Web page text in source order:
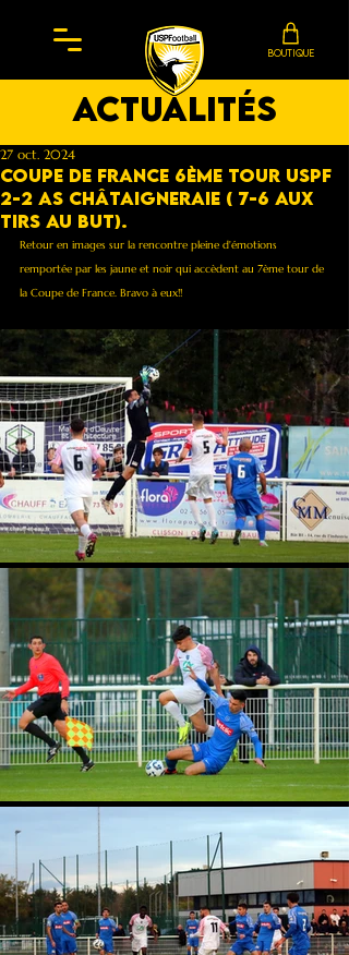
BOUTIQUE
actualités
Coupe de France 6ème tour Uspf
2-2 AS Châtaigneraie ( 7-6 aux
tirs au but).
27 oct. 2024
Retour en images sur la rencontre pleine d'émotions
remportée par les jaune et noir qui accèdent au 7ème tour de
la Coupe de France. Bravo à eux!!